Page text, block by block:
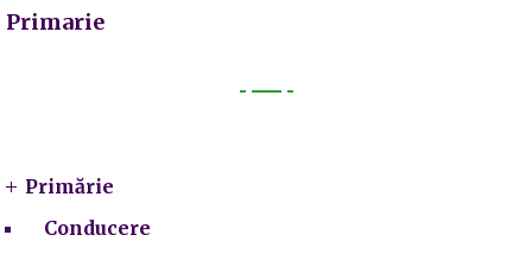
Primarie
Primărie
Conducere